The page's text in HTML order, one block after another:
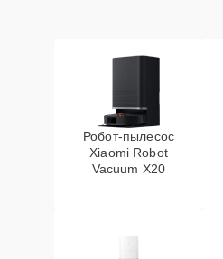
Робот-пылесос
Xiaomi Robot
Vacuum X20